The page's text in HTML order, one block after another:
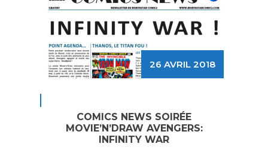
26 AVRIL 2018
COMICS NEWS SOIRÉE
MOVIE’N’DRAW AVENGERS:
INFINITY WAR